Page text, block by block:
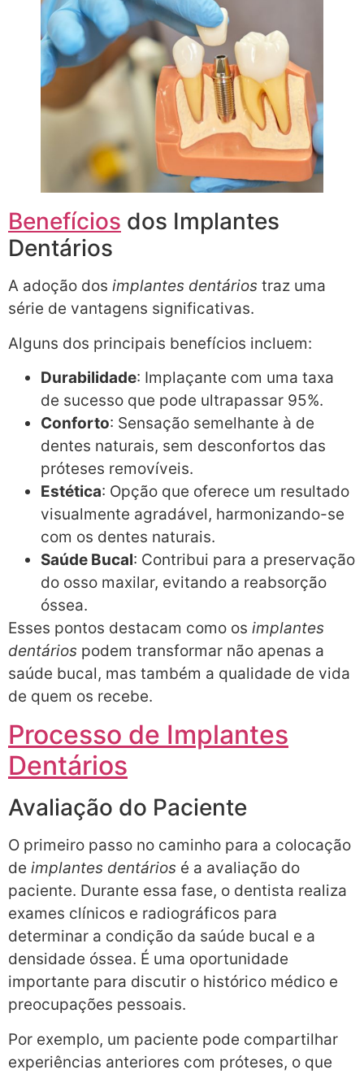
Benefícios dos Implantes
Dentários
A adoção dos implantes dentários traz uma
série de vantagens significativas.
Alguns dos principais benefícios incluem:
Durabilidade: Implaçante com uma taxa
de sucesso que pode ultrapassar 95%.
Conforto: Sensação semelhante à de
dentes naturais, sem desconfortos das
próteses removíveis.
Estética: Opção que oferece um resultado
visualmente agradável, harmonizando-se
com os dentes naturais.
Saúde Bucal: Contribui para a preservação
do osso maxilar, evitando a reabsorção
óssea.
Esses pontos destacam como os implantes
dentários podem transformar não apenas a
saúde bucal, mas também a qualidade de vida
de quem os recebe.
Processo de Implantes
Dentários
Avaliação do Paciente
O primeiro passo no caminho para a colocação
de implantes dentários é a avaliação do
paciente. Durante essa fase, o dentista realiza
exames clínicos e radiográficos para
determinar a condição da saúde bucal e a
densidade óssea. É uma oportunidade
importante para discutir o histórico médico e
preocupações pessoais.
Por exemplo, um paciente pode compartilhar
experiências anteriores com próteses, o que